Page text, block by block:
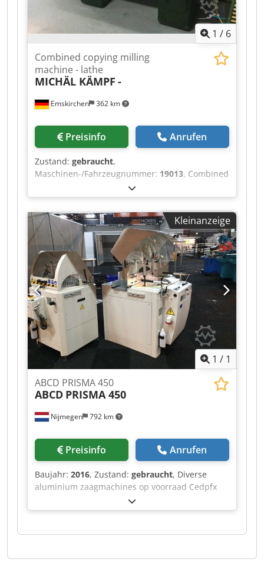
1 / 6
Emskirchen 362 km
Combined copying milling
machine - lathe
MICHÄL KÄMPF -
Preisinfo Anrufen
Zustand: gebraucht,
Maschinen-/Fahrzeugnummer: 19013, Combined
copying milling machine - lathe MICHÄL KÄMPF
Credsh Axryjpfx Ahhef Online-Video-Inspection
by Skype-Video We would be very pleased with
your visit - more machines on Stock Available
Immediately - Can be inspect On Stock
Emskirchen / Nürnberg - Can be test
Kleinanzeige
1 / 1
Nijmegen 792 km
ABCD PRISMA 450
ABCD PRISMA 450
Preisinfo Anrufen
Baujahr: 2016, Zustand: gebraucht, Diverse
aluminium zaagmachines op voorraad Cedpfx